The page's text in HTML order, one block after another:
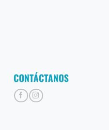
CONTÁCTANOS